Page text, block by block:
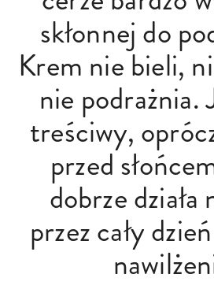
skłonnej do
Krem nie bieli,
nie podrażnia.
treściwy,
przed
dobrze działa
przez cały